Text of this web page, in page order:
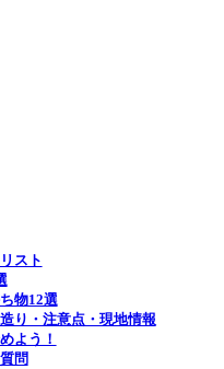
スト
物12選
り・注意点・現地情報
よう！
問